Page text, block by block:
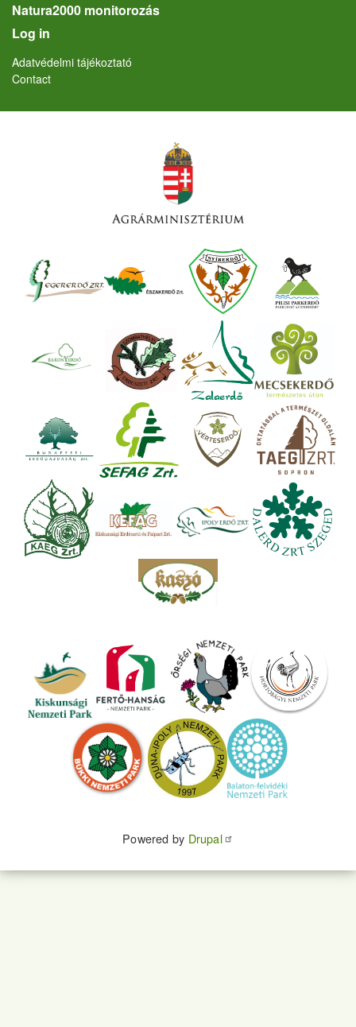
Natura2000 monitorozás
User account menu
Log in
Lábléc
Adatvédelmi tájékoztató
Contact
Powered by Drupal